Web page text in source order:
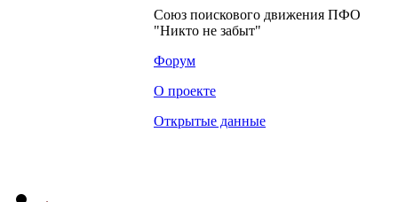
Союз поискового движения ПФО
"Никто не забыт"
Форум
О проекте
Открытые данные